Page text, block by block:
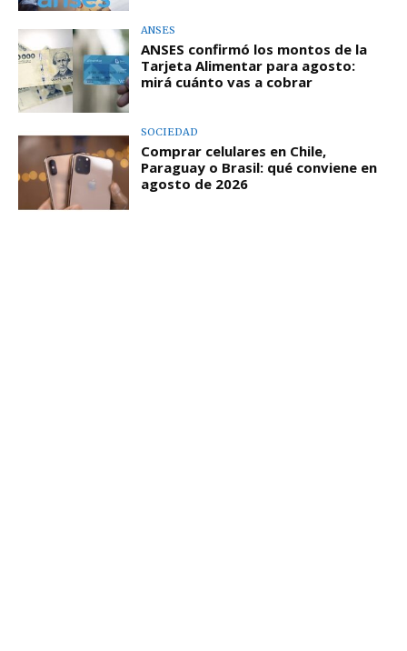
ANSES
ANSES confirmó los montos de la
Tarjeta Alimentar para agosto:
mirá cuánto vas a cobrar
SOCIEDAD
Comprar celulares en Chile,
Paraguay o Brasil: qué conviene en
agosto de 2026